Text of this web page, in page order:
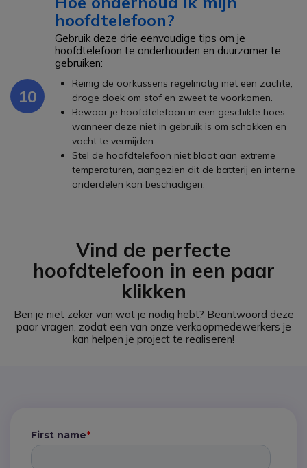
10
hoofdtelefoon?
Gebruik deze drie eenvoudige tips om je
hoofdtelefoon te onderhouden en duurzamer te
gebruiken:
Reinig de oorkussens regelmatig met een zachte,
droge doek om stof en zweet te voorkomen.
Bewaar je hoofdtelefoon in een geschikte hoes
wanneer deze niet in gebruik is om schokken en
vocht te vermijden.
Stel de hoofdtelefoon niet bloot aan extreme
temperaturen, aangezien dit de batterij en interne
onderdelen kan beschadigen.
Vind de perfecte
hoofdtelefoon in een paar
klikken
Ben je niet zeker van wat je nodig hebt? Beantwoord deze
paar vragen, zodat een van onze verkoopmedewerkers je
kan helpen je project te realiseren!